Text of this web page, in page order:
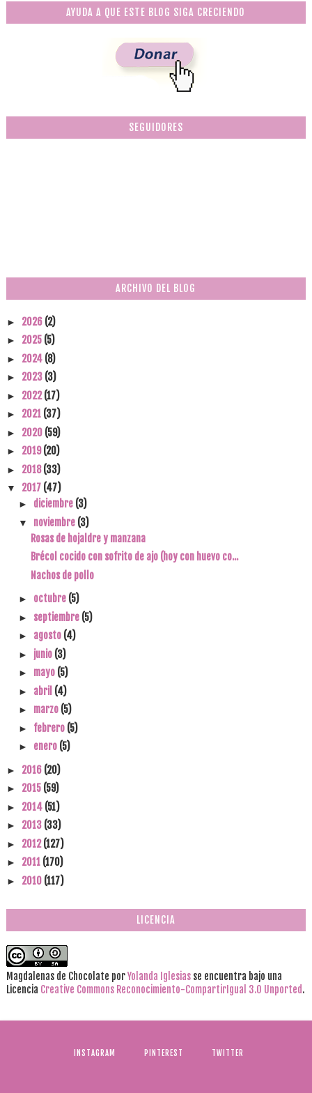
AYUDA A QUE ESTE BLOG SIGA CRECIENDO
SEGUIDORES
ARCHIVO DEL BLOG
► 2026 (2)
► 2025 (5)
► 2024 (8)
► 2023 (3)
► 2022(17)
► 2021 (37)
► 2020 (59)
► 2019(20)
► 2018(33)
▼ 2017 (47)
► diciembre (3)
▼ noviembre (3)
Rosas de hojaldre y manzana
Brécol cocido con sofrito de ajo (hoy con huevo co...
Nachos de pollo
► octubre (5)
► septiembre (5)
► agosto (4)
► junio (3)
► mayo (5)
► abril (4)
► marzo (5)
► febrero (5)
► enero (5)
► 2016 (20)
► 2015 (59)
► 2014 (51)
► 2013 (33)
► 2012(127)
► 2011 (170)
► 2010 (117)
LICENCIA
Magdalenas de Chocolate porYolanda Iglesiasse encuentra bajo una
Licencia Creative Commons Reconocimiento-CompartirIgual 3.0 Unported.
INSTAGRAM PINTEREST TWITTER